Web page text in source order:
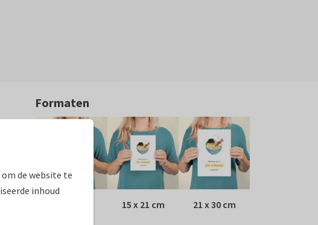
Formaten
15 x 21 cm 21 x 30 cm
de website te
inhoud